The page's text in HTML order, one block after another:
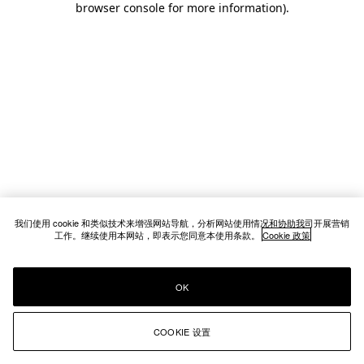
browser console for more information).
我们使用 cookie 和类似技术来增强网站导航，分析网站使用情况和协助我司开展营销
工作。继续使用本网站，即表示您同意本使用条款。 Cookie 政策
COOKIE 设置
OK